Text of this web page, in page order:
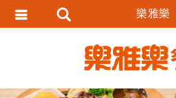
樂雅樂
會員註冊
忘記密碼